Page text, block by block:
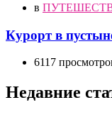
в
Курорт в
6117
Недавние